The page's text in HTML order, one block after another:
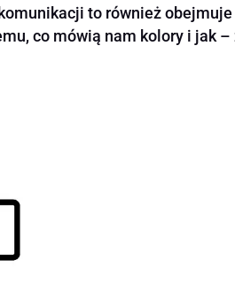
to również obejmuje
co mówią nam kolory i jak –